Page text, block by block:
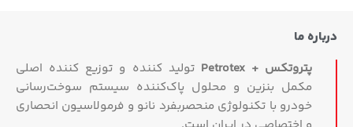
ما
پتروتکس + Petrotex
تولید کننده و توزیع کننده اصلی
مکمل بنزین و محلول پاک‌کننده سیستم سوخت‌رسانی
خودرو با تکنولوژی منحصربفرد نانو و فرمولاسیون انحصاری